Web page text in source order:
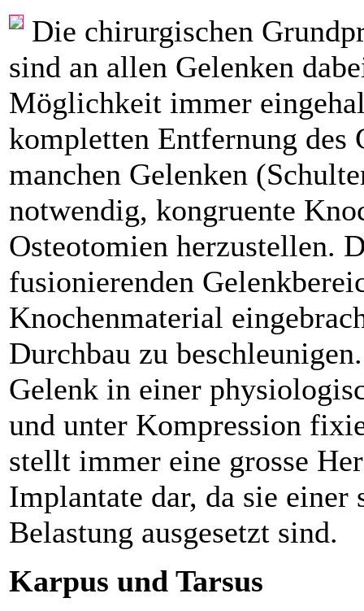
Die chirurgischen
sind an allen Gelenken
Möglichkeit immer
kompletten Entfernung des
manchen Gelenken
notwendig, kongruente
Osteotomien herzustellen.
fusionierenden
Knochenmaterial
Durchbau zu
Gelenk in einer
und unter Kompression
stellt immer eine grosse
Implantate dar, da sie einer
Belastung ausgesetzt sind.
Karpus und Tarsus